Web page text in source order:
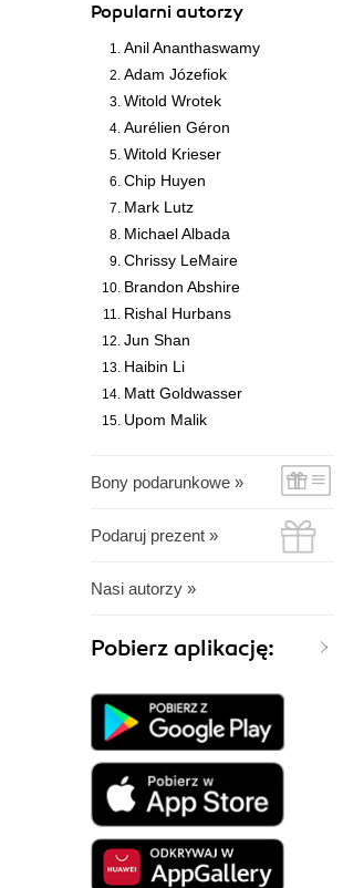
Popularni autorzy
Anil Ananthaswamy
Adam Józefiok
Witold Wrotek
Aurélien Géron
Witold Krieser
Chip Huyen
Mark Lutz
Michael Albada
Chrissy LeMaire
Brandon Abshire
Rishal Hurbans
Jun Shan
Haibin Li
Matt Goldwasser
Upom Malik
Bony podarunkowe »
Podaruj prezent »
Nasi autorzy »
Pobierz aplikację: